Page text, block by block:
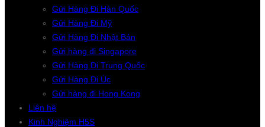
Gửi Hàng Đi Hàn Quốc
Gửi Hàng Đi Mỹ
Gửi Hàng Đi Nhật Bản
Gửi hàng đi Singapore
Gửi Hàng Đi Trung Quốc
Gửi Hàng Đi Úc
Gửi hàng đi Hong Kong
Liên hệ
Kinh Nghiệm H5S